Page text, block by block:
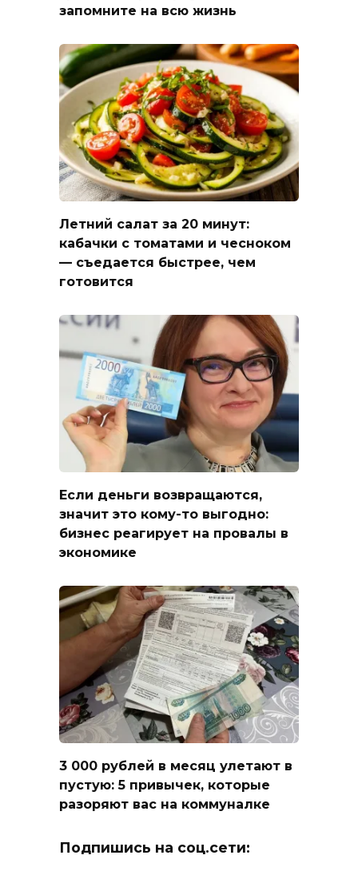
запомните на всю жизнь
Летний салат за 20 минут:
кабачки с томатами и чесноком
— съедается быстрее, чем
готовится
Если деньги возвращаются,
значит это кому-то выгодно:
бизнес реагирует на провалы в
экономике
3 000 рублей в месяц улетают в
пустую: 5 привычек, которые
разоряют вас на коммуналке
Подпишись на соц.сети: